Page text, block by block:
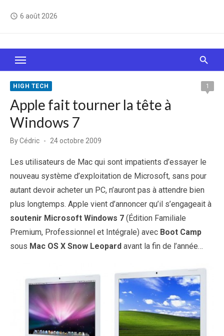
access_time 6 août 2026
Le Web, c'est comme une boîte de chocolats… On
sait jamais sur quoi on va tomber !
HIGH TECH 1
Apple fait tourner la tête à
Windows 7
ByCédric
Posted
24 octobre 2009
Les utilisateurs de Mac qui sont impatients d’essayer le
nouveau système d’exploitation de Microsoft, sans pour
autant devoir acheter un PC, n’auront pas à attendre bien
plus longtemps. Apple vient d’annoncer qu’il s’engageait à
soutenir Microsoft Windows 7 (Édition Familiale
Premium, Professionnel et Intégrale) avec Boot Camp
sous Mac OS X Snow Leopard avant la fin de l’année…